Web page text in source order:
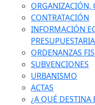
ORGANIZACIÓN,
CONTRATACIÓN
INFORMACIÓN
ORDENANZAS
SUBVENCIONES
URBANISMO
ACTAS
¿A QUÉ